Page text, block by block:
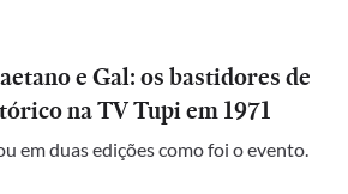
e Gal: os bastidores de
na TV Tupi em 1971
em duas edições como foi o evento.